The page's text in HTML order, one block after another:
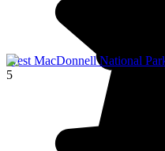
West MacDonnell National
5